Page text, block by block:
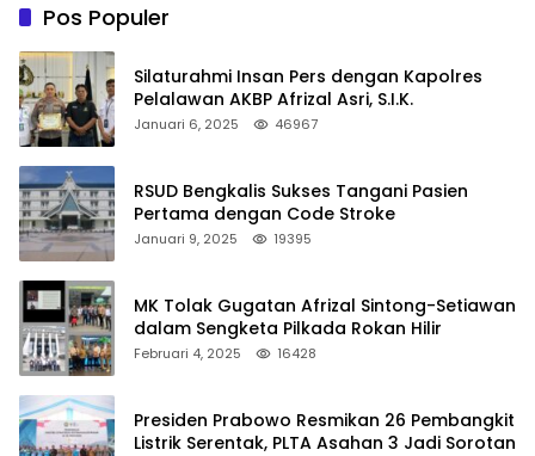
Pos Populer
Silaturahmi Insan Pers dengan Kapolres
Pelalawan AKBP Afrizal Asri, S.I.K.
Januari 6, 2025 46967
RSUD Bengkalis Sukses Tangani Pasien
Pertama dengan Code Stroke
Januari 9, 2025 19395
MK Tolak Gugatan Afrizal Sintong-Setiawan
dalam Sengketa Pilkada Rokan Hilir
Februari 4, 2025 16428
Presiden Prabowo Resmikan 26 Pembangkit
Listrik Serentak, PLTA Asahan 3 Jadi Sorotan